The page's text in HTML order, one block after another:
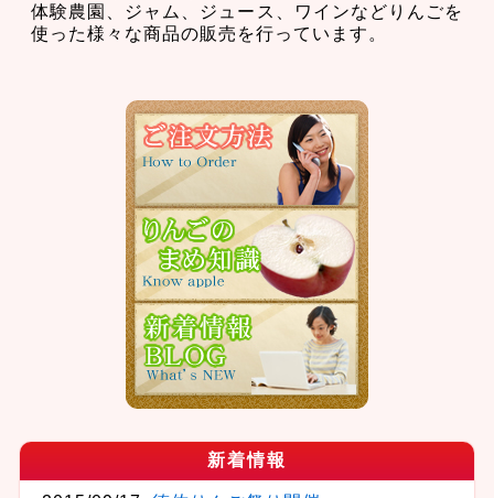
体験農園、ジャム、ジュース、ワインなどりんごを
使った様々な商品の販売を行っています。
新着情報